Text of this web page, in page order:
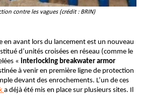
contre les vagues (crédit : BRIN)
en avant lors du lancement est un nouveau
d’unités croisées en réseau (comme le
« interlocking breakwater armor
à venir en première ligne de protection
devant des enrochements. L’un de ces
a déjà été mis en place sur plusieurs sites. Il